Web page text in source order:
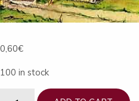
0,60€
100 in stock